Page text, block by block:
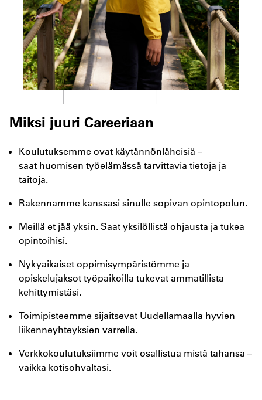
Miksi juuri Careeriaan
Koulutuksemme ovat käytännönläheisiä –
saat huomisen työelämässä tarvittavia tietoja ja
taitoja.
Rakennamme kanssasi sinulle sopivan opintopolun.
Meillä et jää yksin. Saat yksilöllistä ohjausta ja tukea
opintoihisi.
Nykyaikaiset oppimisympäristömme ja
opiskelujaksot työpaikoilla tukevat ammatillista
kehittymistäsi.
Toimipisteemme sijaitsevat Uudellamaalla hyvien
liikenneyhteyksien varrella.
Verkkokoulutuksiimme voit osallistua mistä tahansa –
vaikka kotisohvaltasi.